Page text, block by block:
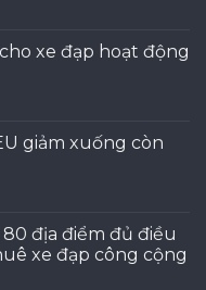
xe đạp hoạt động
giảm xuống còn
địa điểm đủ điều
xe đạp công cộng